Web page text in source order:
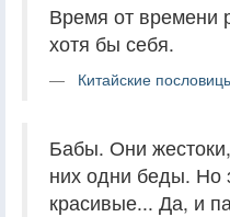
Время от времени
хотя бы себя.
Китайские
Бабы. Они
них одни беды. Но
красивые... Да, и